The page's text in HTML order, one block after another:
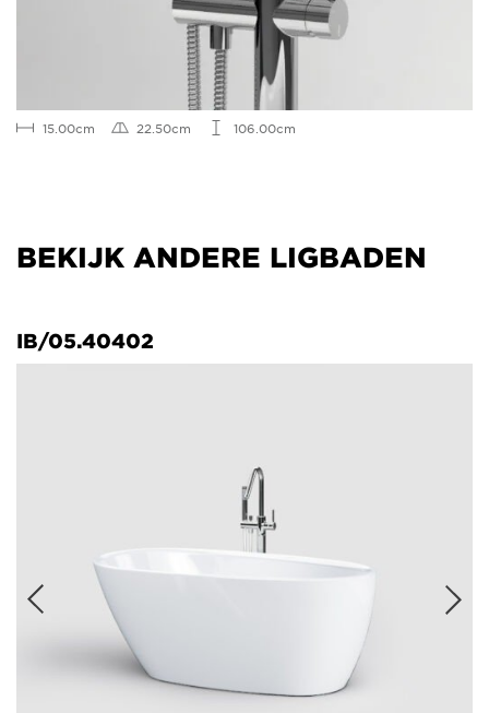
15.00cm 22.50cm 106.00cm
BEKIJK ANDERE LIGBADEN
IB/05.40402